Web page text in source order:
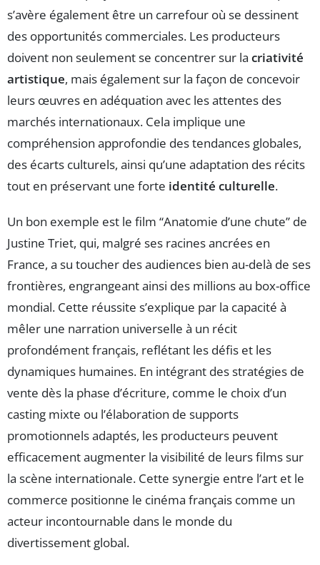
s’avère également être un carrefour où se dessinent
des opportunités commerciales. Les producteurs
doivent non seulement se concentrer sur la criativité
artistique, mais également sur la façon de concevoir
leurs œuvres en adéquation avec les attentes des
marchés internationaux. Cela implique une
compréhension approfondie des tendances globales,
des écarts culturels, ainsi qu’une adaptation des récits
tout en préservant une forte identité culturelle.
Un bon exemple est le film “Anatomie d’une chute” de
Justine Triet, qui, malgré ses racines ancrées en
France, a su toucher des audiences bien au-delà de ses
frontières, engrangeant ainsi des millions au box-office
mondial. Cette réussite s’explique par la capacité à
mêler une narration universelle à un récit
profondément français, reflétant les défis et les
dynamiques humaines. En intégrant des stratégies de
vente dès la phase d’écriture, comme le choix d’un
casting mixte ou l’élaboration de supports
promotionnels adaptés, les producteurs peuvent
efficacement augmenter la visibilité de leurs films sur
la scène internationale. Cette synergie entre l’art et le
commerce positionne le cinéma français comme un
acteur incontournable dans le monde du
divertissement global.